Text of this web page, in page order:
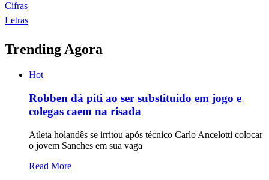
Cifras
Letras
Trending Agora
Hot
Robben dá piti ao ser substituído em jogo e
colegas caem na risada
Atleta holandês se irritou após técnico Carlo Ancelotti colocar
o jovem Sanches em sua vaga
Read More